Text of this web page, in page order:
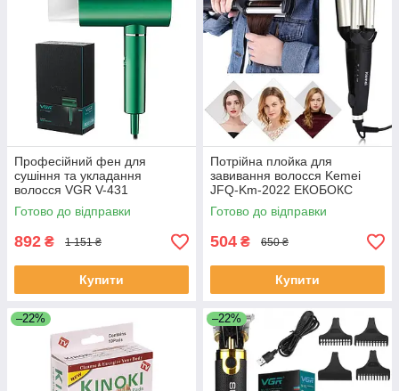
Професійний фен для
сушіння та укладання
волосся VGR V-431
ЕКОБОКС
Готово до відправки
892 ₴ 1 151 ₴
Купити
Потрійна плойка для
завивання волосся Kemei
JFQ-Km-2022 ЕКОБОКС
Готово до відправки
504 ₴ 650 ₴
Купити
–22% –22%